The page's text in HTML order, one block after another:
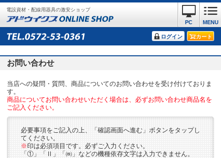
電設資材・配線用器具の激安ショップ
MENU
PC
ログイン カート
お問い合わせ
当店への疑問・質問、商品についてのお問い合わせを受け付けておりま
す。
商品についてお問い合わせいただく場合は、必ずお問い合わせ商品名を
ご記入ください。
必要事項をご記入の上、「確認画面へ進む」ボタンをタップし
てください。
※ 印は必須項目です。必ずご入力ください。
「①」「Ⅱ」「㈱」などの機種依存文字は入力できません。